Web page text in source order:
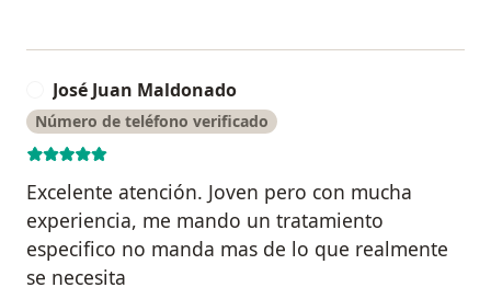
José Juan Maldonado
Número de teléfono verificado
Excelente atención. Joven pero con mucha
experiencia, me mando un tratamiento
especifico no manda mas de lo que realmente
se necesita